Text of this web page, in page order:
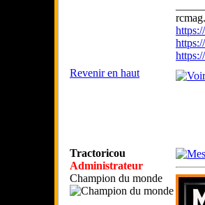
Revenir en haut
Tractoricou
Administrateur
Champion du monde